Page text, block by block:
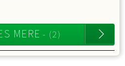
MERE - (2)